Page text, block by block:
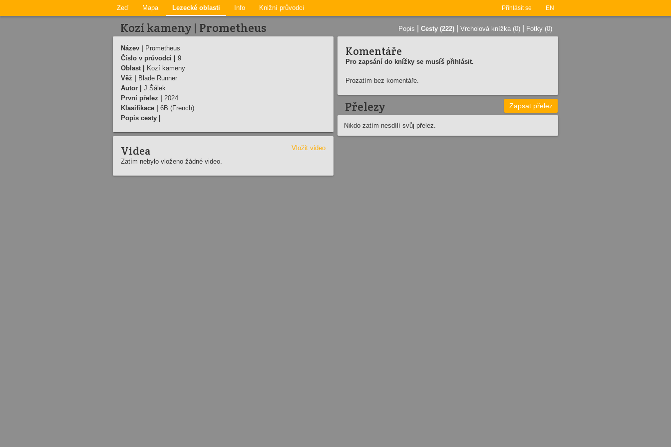
Přihlásit se EN
Zeď Mapa Lezecké oblasti Info Knižní průvodci
Kozí kameny | Prometheus Popis Cesty (222) Vrcholová knížka (0) Fotky (0)
Název |
Prometheus
Číslo v průvodci |
9
Oblast |
Kozí kameny
Věž |
Blade Runner
Autor |
J.Šálek
První přelez |
2024
Klasifikace |
6B (French)
Popis cesty |
Videa
Vložit video
Zatím nebylo vloženo žádné video.
Komentáře
Pro zapsání do knížky se musíš přihlásit.
Prozatím bez komentáře.
Přelezy Zapsat přelez
Nikdo zatím nesdílí svůj přelez.